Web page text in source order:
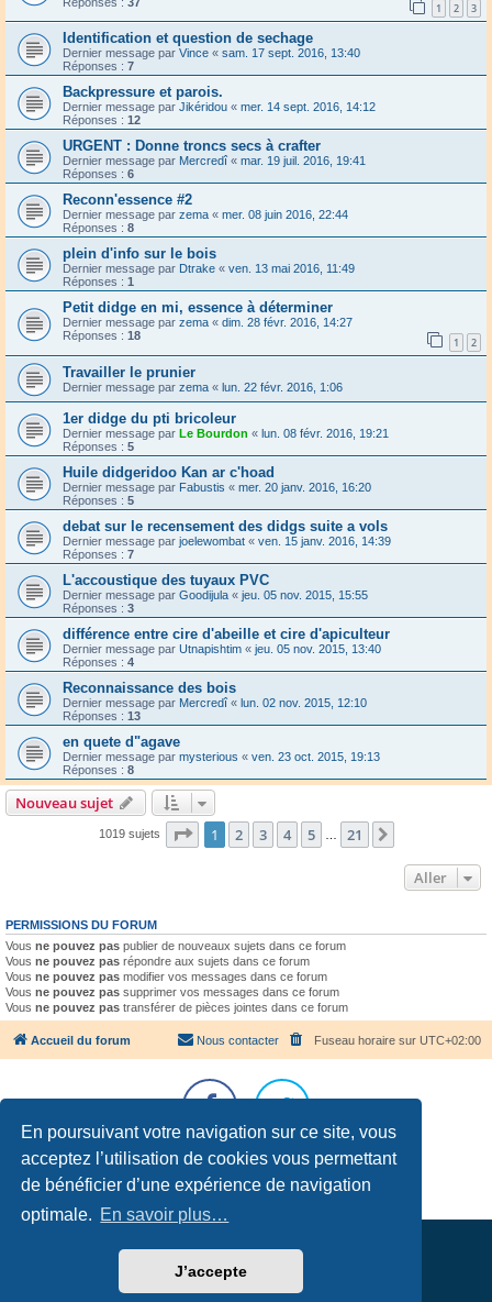
En poursuivant votre navigation sur ce site, vous
acceptez l’utilisation de cookies vous permettant
de bénéficier d’une expérience de navigation
optimale. En savoir plus…
J’accepte
1 2 3
Identification et question de sechage
Dernier message par Vince « sam. 17 sept. 2016, 13:40
Réponses : 7
Backpressure et parois.
Dernier message par Jikéridou « mer. 14 sept. 2016, 14:12
Réponses : 12
URGENT : Donne troncs secs à crafter
Dernier message par Mercredî« mar. 19 juil. 2016, 19:41
Réponses : 6
Reconn'essence #2
Dernier message par zema « mer. 08 juin 2016, 22:44
Réponses : 8
plein d'info sur le bois
Dernier message par Dtrake « ven. 13 mai 2016, 11:49
Réponses : 1
Petit didge en mi, essence à déterminer
Dernier message par zema « dim. 28 févr. 2016, 14:27
Réponses : 18 1 2
Travailler le prunier
Dernier message par zema « lun. 22 févr. 2016, 1:06
1er didge du pti bricoleur
Dernier message par Le Bourdon « lun. 08 févr. 2016, 19:21
Réponses : 5
Huile didgeridoo Kan ar c'hoad
Dernier message par Fabustis « mer. 20 janv. 2016, 16:20
Réponses : 5
debat sur le recensement des didgs suite a vols
Dernier message par joelewombat « ven. 15 janv. 2016, 14:39
Réponses : 7
L'accoustique des tuyaux PVC
Dernier message par Goodijula « jeu. 05 nov. 2015, 15:55
Réponses : 3
différence entre cire d'abeille et cire d'apiculteur
Dernier message par Utnapishtim « jeu. 05 nov. 2015, 13:40
Réponses : 4
Reconnaissance des bois
Dernier message par Mercredî« lun. 02 nov. 2015, 12:10
Réponses : 13
en quete d"agave
Dernier message par mysterious « ven. 23 oct. 2015, 19:13
Réponses : 8
Nouveau sujet
1019 sujets Page 1sur21
1 2 3 4 5 21
Aller
PERMISSIONS DU FORUM
Vous ne pouvez pas publier de nouveaux sujets dans ce forum
Vous ne pouvez pas répondre aux sujets dans ce forum
Vous ne pouvez pas modifier vos messages dans ce forum
Vous ne pouvez pas supprimer vos messages dans ce forum
Vous ne pouvez pas transférer de pièces jointes dans ce forum
Accueil du forum Fuseau horaire sur UTC+02:00
Nous contacter
Développé parphpBB® Forum Software © phpBB Limited
Traduction française officielle©Qiaeru
Confidentialité